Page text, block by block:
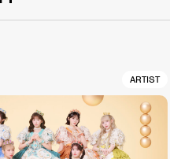
ARTIST